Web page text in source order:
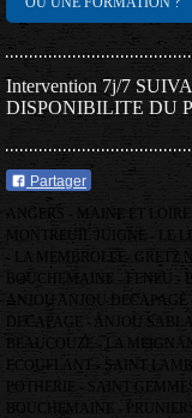
Intervention 7j/7
DISPONIBILITE DU
Partager
ANGERS - MAINE ET LOIRE
MONTREUIL JUIGNE - LE
- LA MEMBROLLE- GRETZ
BOUCHEMAINE - FENEU -
ANJOU ANJOU DECAPAGE
DECAPAGE - ANJOU
BEAUCOUZE - LA
ECOUFLANT - SAINT
POTHERIE - SAINT
BOUCHEMAINE -